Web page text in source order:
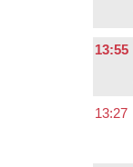
13:55
13:27